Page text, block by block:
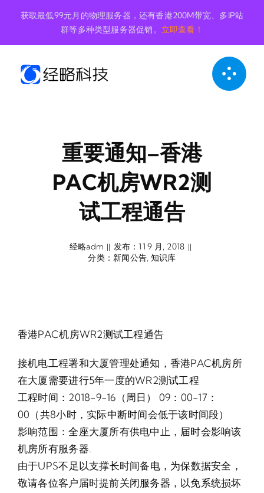
内
获取最低99元月的物理服务器，还有香港200M带宽、多IP站
群等多种类型服务器促销。 立即查看！
重要通知–香港
PAC机房WR2测
试工程通告
经略adm || 发布：11 9 月, 2018 ||
分类： 新闻公告, 知识库
香港PAC机房WR2测试工程通告
接机电工程署和大厦管理处通知，香港PAC机房所
在大厦需要进行5年一度的WR2测试工程
工程时间：2018-9-16（周日） 09：00-17：
00（共8小时，实际中断时间会低于该时间段）
影响范围：全座大厦所有供电中止，届时会影响该
机房所有服务器.
由于UPS不足以支撑长时间备电，为保数据安全，
敬请各位客户届时提前关闭服务器，以免系统损坏